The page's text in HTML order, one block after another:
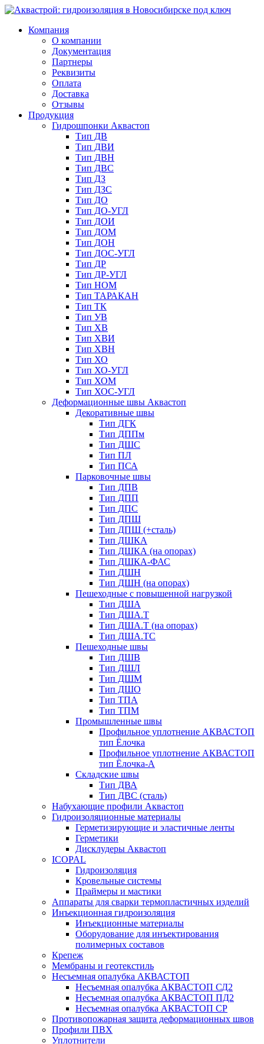
Компания
О компании
Документация
Партнеры
Реквизиты
Оплата
Доставка
Отзывы
Продукция
Гидрошпонки Аквастоп
Тип ДВ
Тип ДВИ
Тип ДВН
Тип ДВС
Тип ДЗ
Тип ДЗС
Тип ДО
Тип ДО-УГЛ
Тип ДОИ
Тип ДОМ
Тип ДОН
Тип ДОС-УГЛ
Тип ДР
Тип ДР-УГЛ
Тип НОМ
Тип ТАРАКАН
Тип ТК
Тип УВ
Тип ХВ
Тип ХВИ
Тип ХВН
Тип ХО
Тип ХО-УГЛ
Тип ХОМ
Тип ХОС-УГЛ
Деформационные швы Аквастоп
Декоративные швы
Тип ДГК
Тип ДППм
Тип ДШС
Тип ПЛ
Тип ПСА
Парковочные швы
Тип ДПВ
Тип ДПП
Тип ДПС
Тип ДПШ
Тип ДПШ (+сталь)
Тип ДШКА
Тип ДШКА (на опорах)
Тип ДШКА-ФАС
Тип ДШН
Тип ДШН (на опорах)
Пешеходные с повышенной нагрузкой
Тип ДША
Тип ДША.Т
Тип ДША.Т (на опорах)
Тип ДША.ТС
Пешеходные швы
Тип ДШВ
Тип ДШЛ
Тип ДШМ
Тип ДШО
Тип ТПА
Тип ТПМ
Промышленные швы
Профильное уплотнение АКВАСТОП
тип Ёлочка
Профильное уплотнение АКВАСТОП
тип Ёлочка-А
Складские швы
Тип ДВА
Тип ДВС (сталь)
Набухающие профили Аквастоп
Гидроизоляционные материалы
Герметизирующие и эластичные ленты
Герметики
Дисклудеры Аквастоп
ICOPAL
Гидроизоляция
Кровельные системы
Праймеры и мастики
Аппараты для сварки термопластичных изделий
Инъекционная гидроизоляция
Инъекционные материалы
Оборудование для инъектирования
полимерных составов
Крепеж
Мембраны и геотекстиль
Несъемная опалубка АКВАСТОП
Несъемная опалубка АКВАСТОП СД2
Несъемная опалубка АКВАСТОП ПД2
Несъемная опалубка АКВАСТОП СР
Противопожарная защита деформационных швов
Профили ПВХ
Уплотнители